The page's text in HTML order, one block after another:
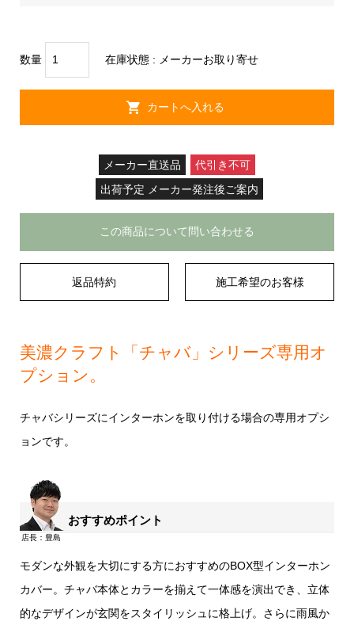
数量 在庫状態 : メーカーお取り寄せ
メーカー直送品
代引き不可
出荷予定 メーカー発注後ご案内
この商品について問い合わせる
返品特約 施工希望のお客様
美濃クラフト「チャバ」シリーズ専用オ
プション。
チャバシリーズにインターホンを取り付ける場合の専用オプシ
ョンです。
おすすめポイント
モダンな外観を大切にする方におすすめのBOX型インターホン
カバー。チャバ本体とカラーを揃えて一体感を演出でき、立体
的なデザインが玄関をスタイリッシュに格上げ。さらに雨風か